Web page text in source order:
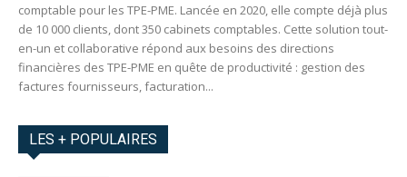
comptable pour les TPE-PME. Lancée en 2020, elle compte déjà plus
de 10 000 clients, dont 350 cabinets comptables. Cette solution tout-
en-un et collaborative répond aux besoins des directions
financières des TPE-PME en quête de productivité : gestion des
factures fournisseurs, facturation...
LES + POPULAIRES